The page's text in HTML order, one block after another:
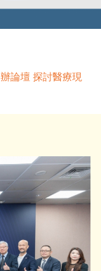
論壇 探討醫療現